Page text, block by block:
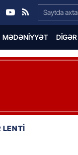
Search…
MƏDƏNIYYƏT DIGƏR